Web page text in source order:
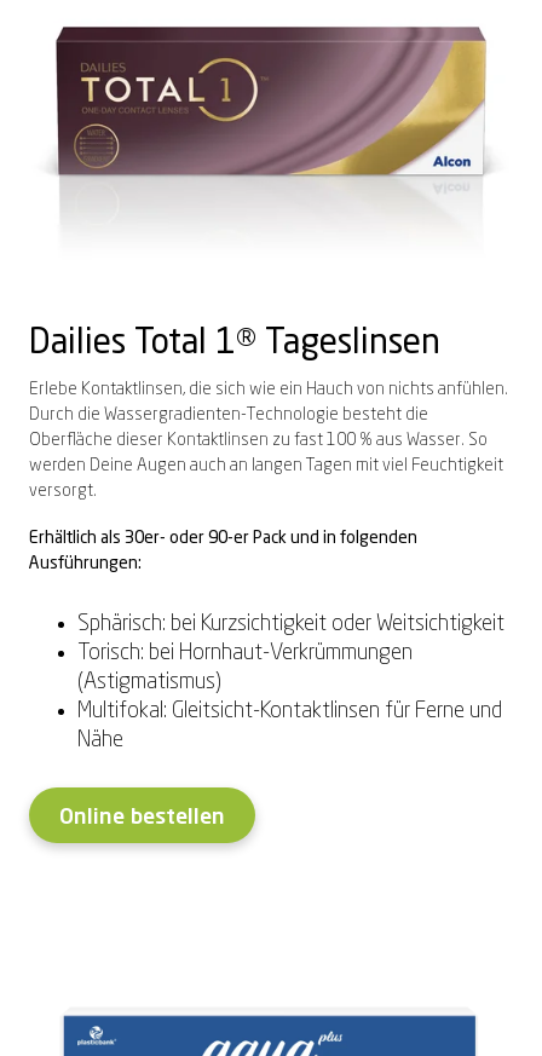
Dailies Total 1® Tageslinsen
Erlebe Kontaktlinsen, die sich wie ein Hauch von nichts anfühlen.
Durch die Wassergradienten-Technologie besteht die
Oberfläche dieser Kontaktlinsen zu fast 100 % aus Wasser. So
werden Deine Augen auch an langen Tagen mit viel Feuchtigkeit
versorgt.
Erhältlich als 30er- oder 90-er Pack und in folgenden
Ausführungen:
Sphärisch: bei Kurzsichtigkeit oder Weitsichtigkeit
Torisch: bei Hornhaut-Verkrümmungen
(Astigmatismus)
Multifokal: Gleitsicht-Kontaktlinsen für Ferne und
Nähe
Online bestellen